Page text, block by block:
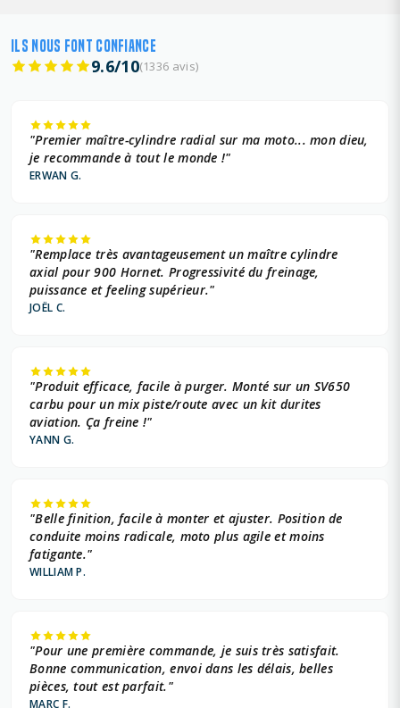
ILS NOUS FONT CONFIANCE
9.6/10(1336 avis)
"Premier maître-cylindre radial sur ma moto... mon dieu,
je recommande à tout le monde !"
ERWAN G.
"Remplace très avantageusement un maître cylindre
axial pour 900 Hornet. Progressivité du freinage,
puissance et feeling supérieur."
JOËL C.
"Produit efficace, facile à purger. Monté sur un SV650
carbu pour un mix piste/route avec un kit durites
aviation. Ça freine !"
YANN G.
"Belle finition, facile à monter et ajuster. Position de
conduite moins radicale, moto plus agile et moins
fatigante."
WILLIAM P.
"Pour une première commande, je suis très satisfait.
Bonne communication, envoi dans les délais, belles
pièces, tout est parfait."
MARC F.